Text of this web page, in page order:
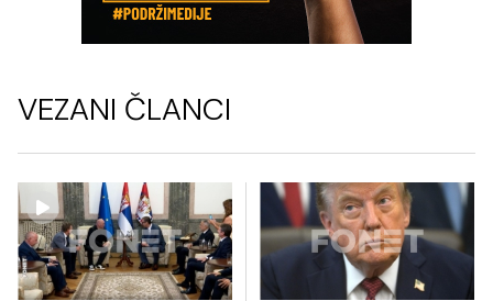
VEZANI ČLANCI